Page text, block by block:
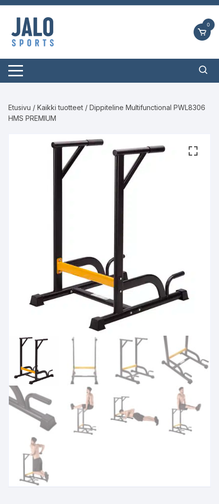
Siirry
suoraan
sisältöön
0
Etusivu /Kaikki tuotteet / Dippiteline Multifunctional PWL8306
HMS PREMIUM